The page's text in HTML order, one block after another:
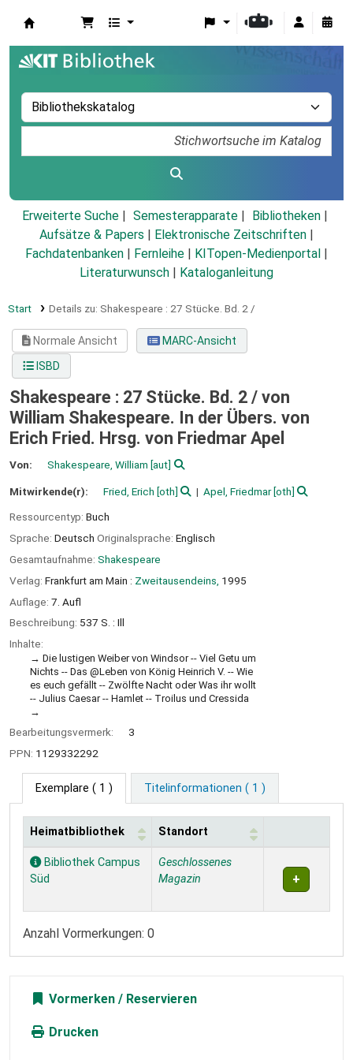
Erweiterte Suche Semesterapparate
Bibliotheken
Aufsätze & Papers
Elektronische Zeitschriften
Fachdatenbanken
Fernleihe KITopen-Medienportal
Literaturwunsch
Kataloganleitung
Start Details zu: Shakespeare : 27 Stücke. Bd. 2 /
Normale Ansicht
MARC-Ansicht
ISBD
Shakespeare : 27 Stücke. Bd. 2 / von
William Shakespeare. In der Übers. von
Erich Fried. Hrsg. von Friedmar Apel
Von: Shakespeare, William [aut]
Mitwirkende(r): Fried, Erich [oth] Apel, Friedmar[oth]
Ressourcentyp: Buch
Sprache: Deutsch Originalsprache: Englisch
Gesamtaufnahme: Shakespeare
Verlag: Frankfurt am Main : Zweitausendeins, 1995
Auflage: 7. Aufl
Beschreibung: 537 S. : Ill
Inhalte:
Die lustigen Weiber von Windsor -- Viel Getu um
Nichts -- Das @Leben von König Heinrich V. -- Wie
es euch gefällt -- Zwölfte Nacht oder Was ihr wollt
-- Julius Caesar -- Hamlet -- Troilus und Cressida
Bearbeitungsvermerk:
3
PPN: 1129332292
Exemplare ( 1 ) Titelinformationen ( 1 )
Exemplare
Heimatbibliothek Standort
Bibliothek Campus
Süd
Geschlossenes
Magazin
Anzahl Vormerkungen: 0
Vormerken
Drucken